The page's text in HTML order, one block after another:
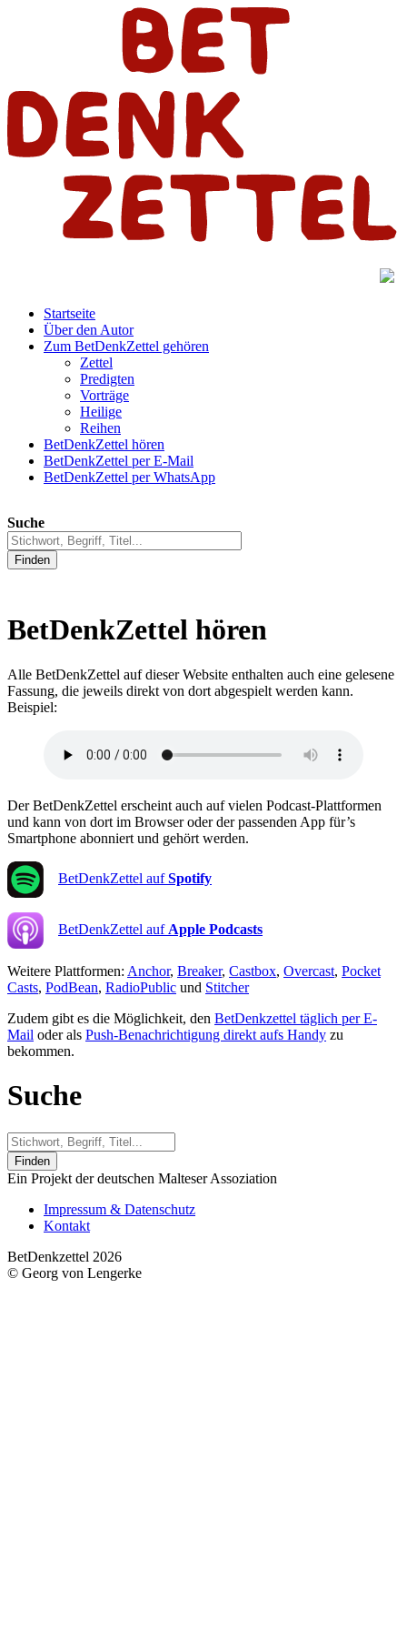
Startseite
Über den Autor
Zum BetDenkZettel gehören
Zettel
Predigten
Vorträge
Heilige
Reihen
BetDenkZettel hören
BetDenkZettel per E-Mail
BetDenkZettel per WhatsApp
Suche
Finden
BetDenkZettel hören
Alle BetDenkZettel auf dieser Website enthalten auch eine gelesene
Fassung, die jeweils direkt von dort abgespielt werden kann.
Beispiel:
Der BetDenkZettel erscheint auch auf vielen Podcast-Plattformen
und kann von dort im Browser oder der passenden App für’s
Smartphone abonniert und gehört werden.
BetDenkZettel aufSpotify
BetDenkZettel auf Apple Podcasts
Weitere Plattformen: Anchor, Breaker, Castbox, Overcast, Pocket
Casts, PodBean, RadioPublic und Stitcher
Zudem gibt es die Möglichkeit, den BetDenkzettel täglich per E-
Mail oder als Push-Benachrichtigung direkt aufs Handy zu
bekommen.
Suche
Finden
Ein Projekt der deutschen Malteser Assoziation
Impressum & Datenschutz
Kontakt
BetDenkzettel 2026
© Georg von Lengerke